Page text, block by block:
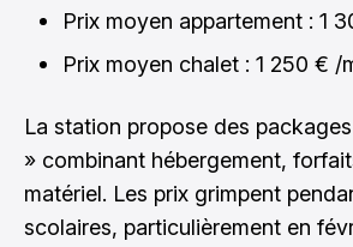
Prix moyen appartement : 1
Prix moyen chalet : 1 250 € /
La station propose des
» combinant hébergement,
matériel. Les prix grimpent
scolaires, particulièrement en